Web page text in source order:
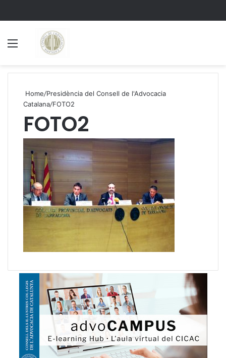
Home/Presidència del Consell de l'Advocacia
Catalana/FOTO2
FOTO2